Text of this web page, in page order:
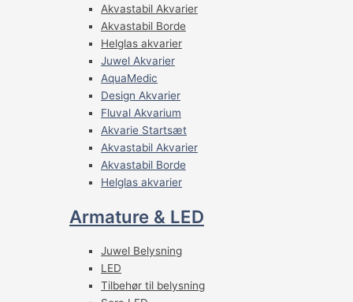
Akvastabil Akvarier
Akvastabil Borde
Helglas akvarier
Juwel Akvarier
AquaMedic
Design Akvarier
Fluval Akvarium
Akvarie Startsæt
Akvastabil Akvarier
Akvastabil Borde
Helglas akvarier
Armature & LED
Juwel Belysning
LED
Tilbehør til belysning